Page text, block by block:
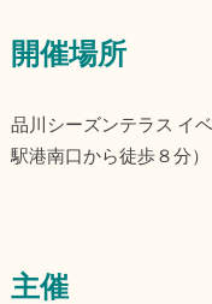
開催場所
品川シーズンテラス イ
駅港南口から徒歩８分）
主催